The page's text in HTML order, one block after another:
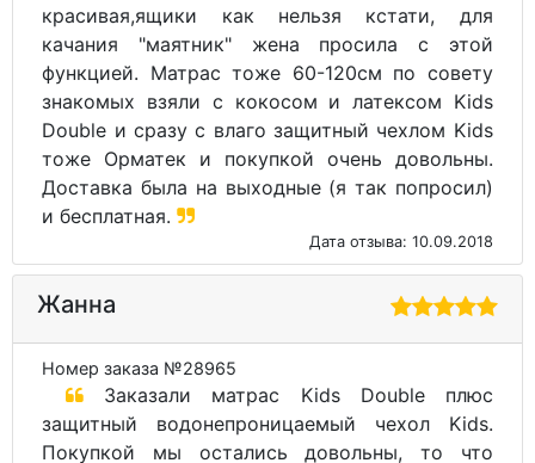
красивая,ящики как нельзя кстати, для
качания "маятник" жена просила с этой
функцией. Матрас тоже 60-120см по совету
знакомых взяли с кокосом и латексом Kids
Double и сразу с влаго защитный чехлом Kids
тоже Орматек и покупкой очень довольны.
Доставка была на выходные (я так попросил)
и бесплатная.
Дата отзыва: 10.09.2018
Жанна
Номер заказа №28965
Заказали матрас Kids Double плюс
защитный водонепроницаемый чехол Kids.
Покупкой мы остались довольны, то что